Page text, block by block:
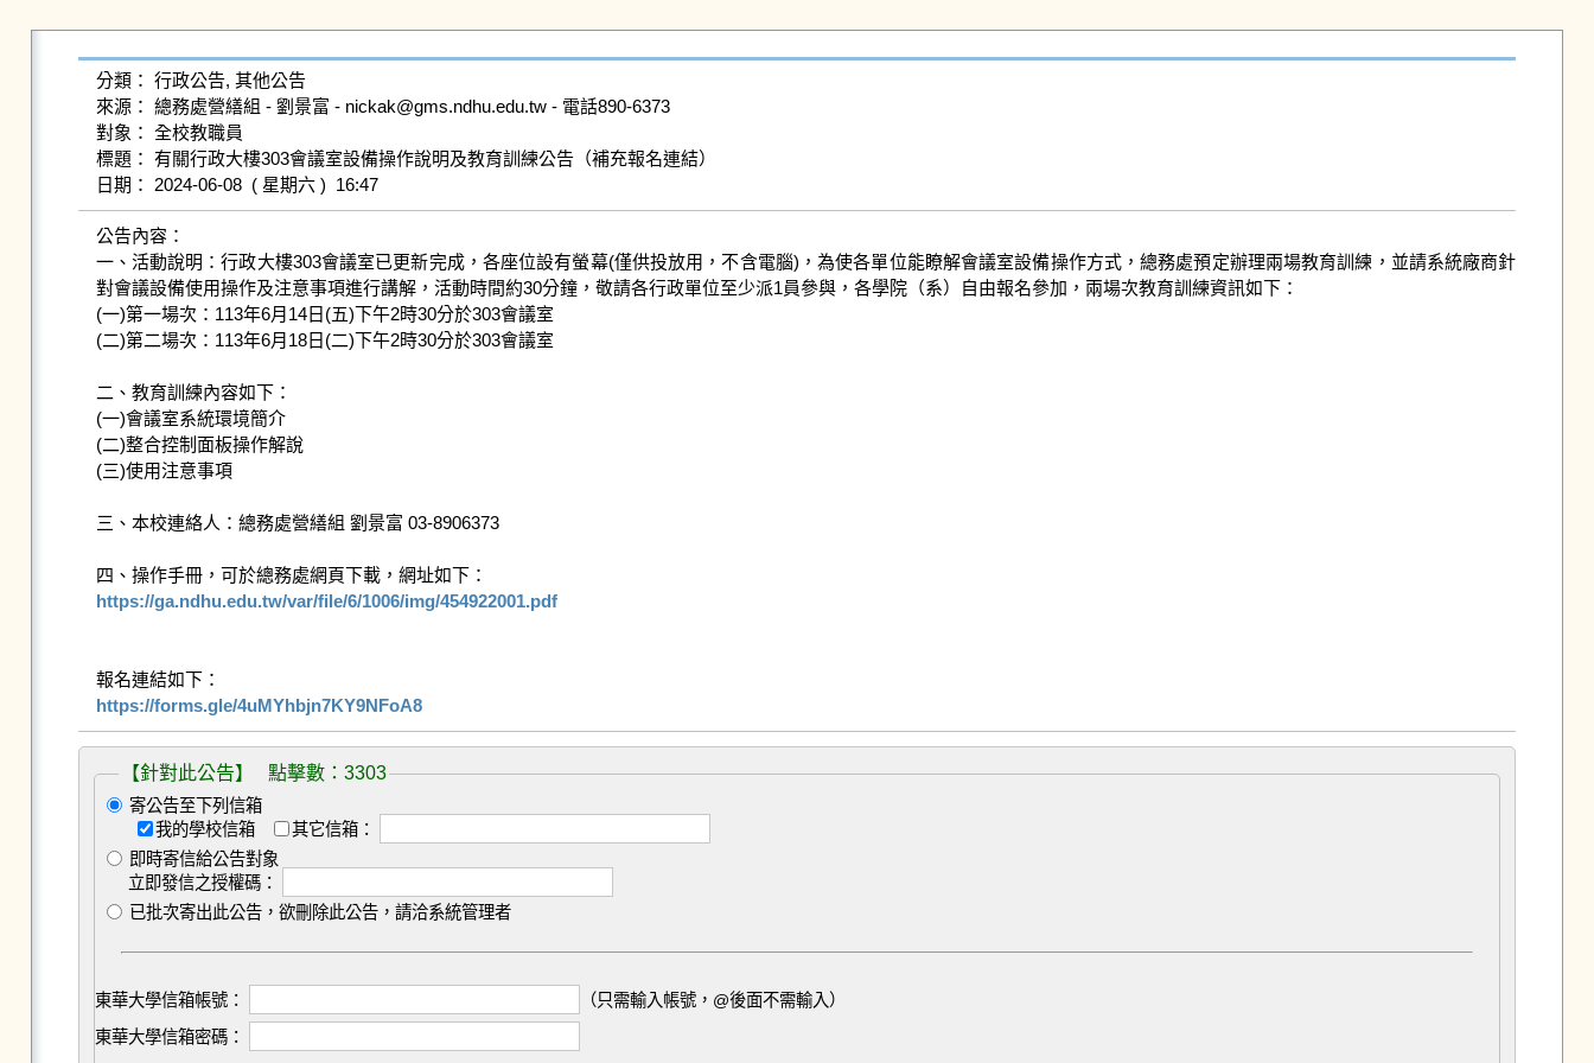
分類： 行政公告, 其他公告
來源： 總務處營繕組 - 劉景富 - nickak@gms.ndhu.edu.tw - 電話890-6373
對象： 全校教職員
標題： 有關行政大樓303會議室設備操作說明及教育訓練公告（補充報名連結）
日期： 2024-06-08  ( 星期六 )  16:47
公告內容：
一、活動說明：行政大樓303會議室已更新完成，各座位設有螢幕(僅供投放用，不含電腦)，為使各單位能瞭解會議室設備操作方式，總務處預定辦理兩場教育訓練，並請系統廠商針
對會議設備使用操作及注意事項進行講解，活動時間約30分鐘，敬請各行政單位至少派1員參與，各學院（系）自由報名參加，兩場次教育訓練資訊如下：
(一)第一場次：113年6月14日(五)下午2時30分於303會議室
(二)第二場次：113年6月18日(二)下午2時30分於303會議室
二、教育訓練內容如下：
(一)會議室系統環境簡介
(二)整合控制面板操作解說
(三)使用注意事項
三、本校連絡人：總務處營繕組 劉景富 03-8906373
https://ga.ndhu.edu.tw/var/file/6/1006/img/454922001.pdf
https://forms.gle/4uMYhbjn7KY9NFoA8
【針對此公告】 點擊數：3303
寄公告至下列信箱
我的學校信箱
其它信箱：
即時寄信給公告對象
立即發信之授權碼：
已批次寄出此公告，欲刪除此公告，請洽系統管理者
東華大學信箱帳號：
（只需輸入帳號，@後面不需輸入）
東華大學信箱密碼：